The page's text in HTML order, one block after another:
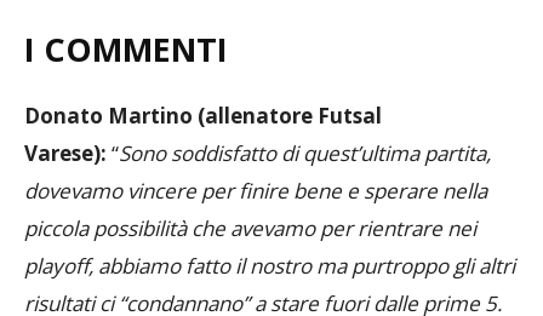
I COMMENTI
Varese): “Sono soddisfatto di quest’ultima partita,
dovevamo vincere per finire bene e sperare nella
piccola possibilità che avevamo per rientrare nei
playoff, abbiamo fatto il nostro ma purtroppo gli altri
risultati ci “condannano” a stare fuori dalle prime 5.